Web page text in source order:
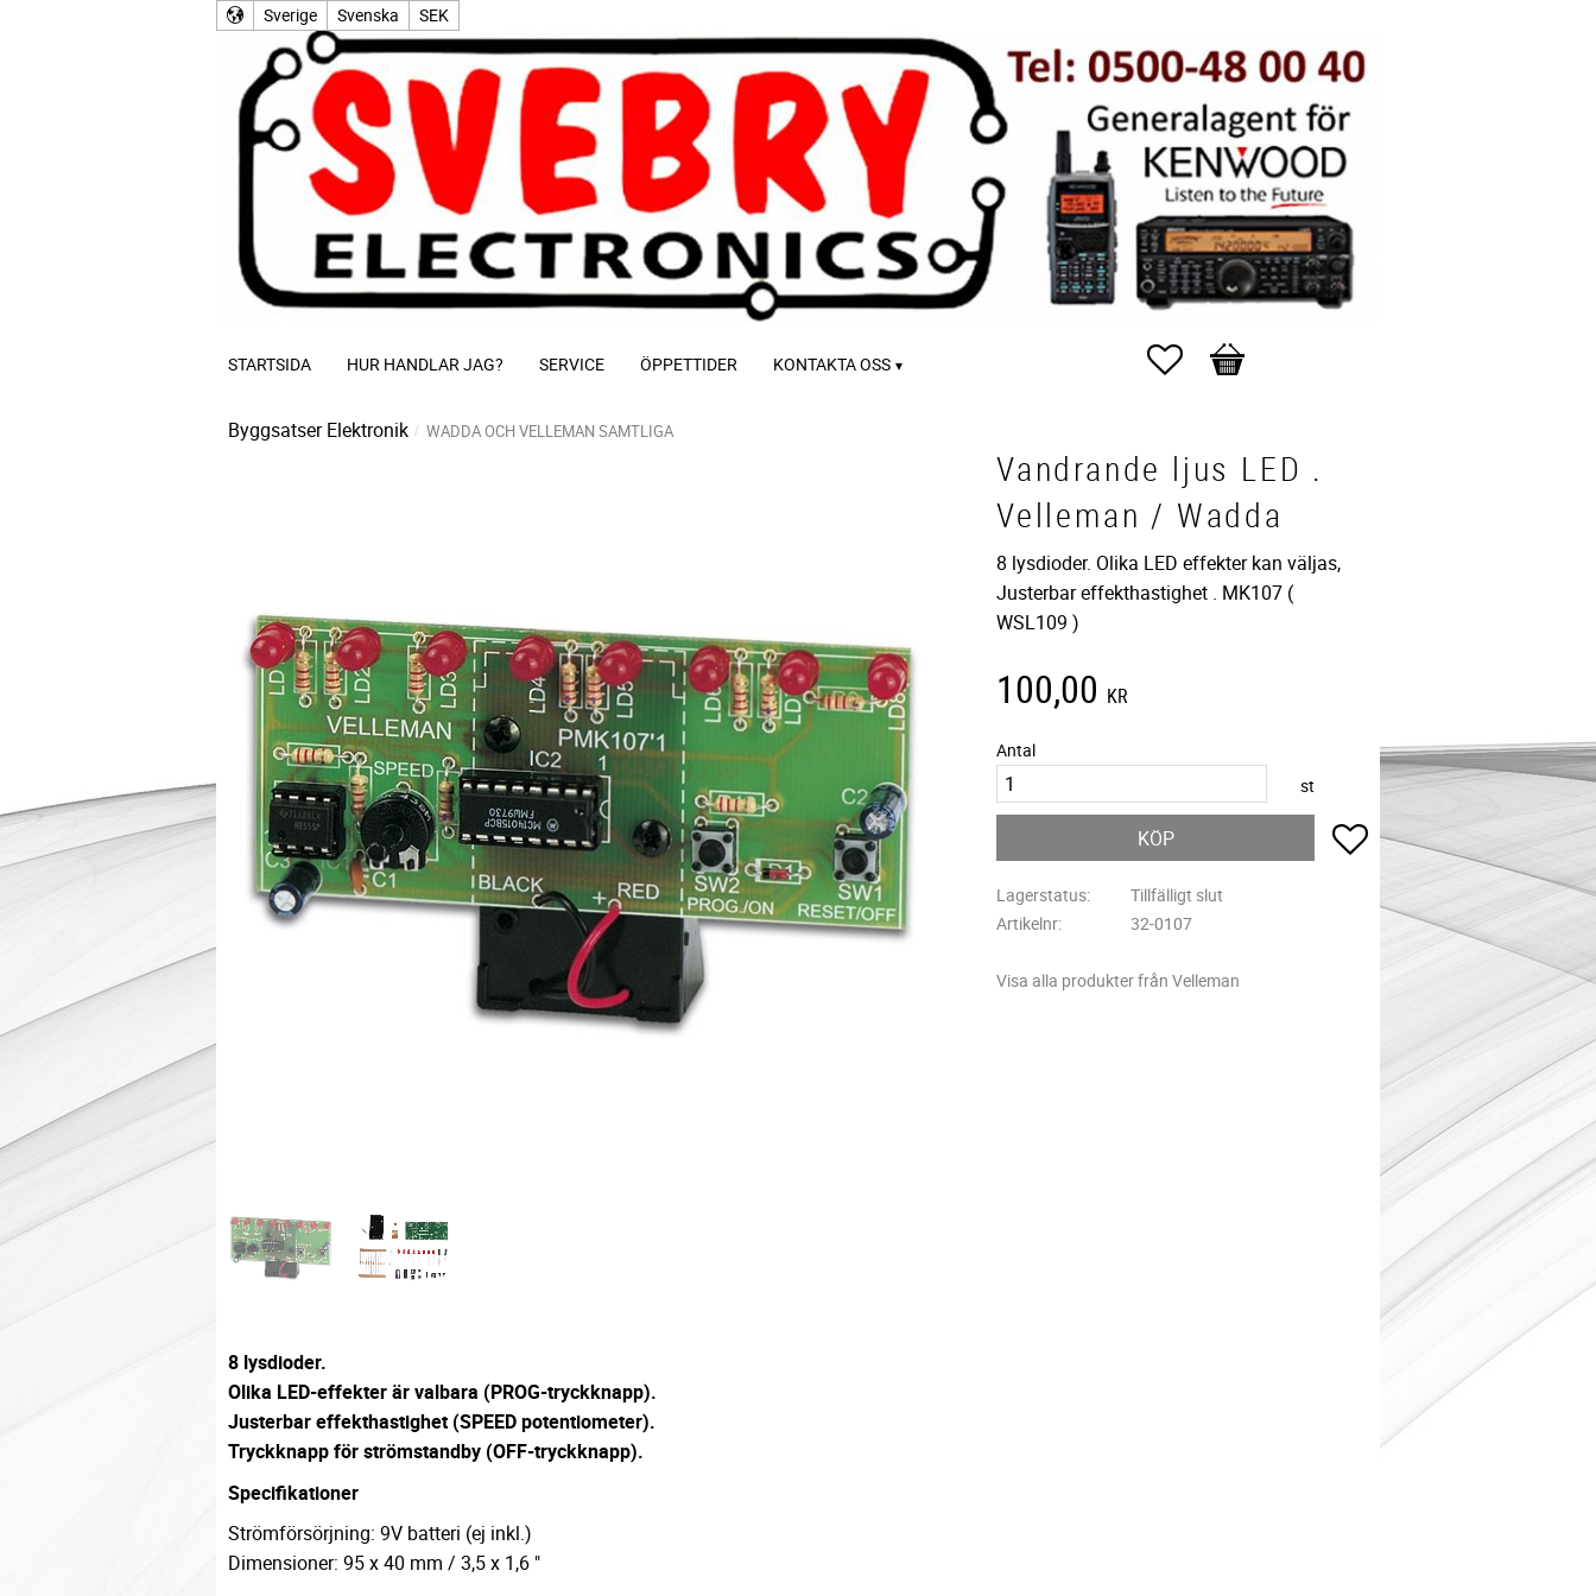
Sverige Svenska SEK
STARTSIDA HUR HANDLAR JAG? SERVICE ÖPPETTIDER KONTAKTA OSS Favoriter
Kundvagn
Byggsatser Elektronik WADDA OCH VELLEMAN SAMTLIGA
Vandrande ljus LED .
Velleman / Wadda
8 lysdioder. Olika LED effekter kan väljas,
Justerbar effekthastighet . MK107 (
WSL109 )
100,00 KR
Antal
st
KÖP Lägg till i favoriter
Lagerstatus
Tillfälligt slut
Artikelnr
32-0107
Visa alla produkter från Velleman
8 lysdioder.
Olika LED-effekter är valbara (PROG-tryckknapp).
Justerbar effekthastighet (SPEED potentiometer).
Tryckknapp för strömstandby (OFF-tryckknapp).
Specifikationer
Strömförsörjning: 9V batteri (ej inkl.)
Dimensioner: 95 x 40 mm / 3,5 x 1,6 "